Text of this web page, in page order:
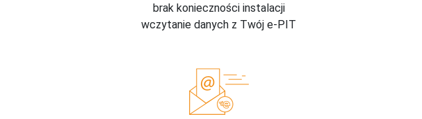
brak konieczności instalacji
wczytanie danych z Twój e-PIT